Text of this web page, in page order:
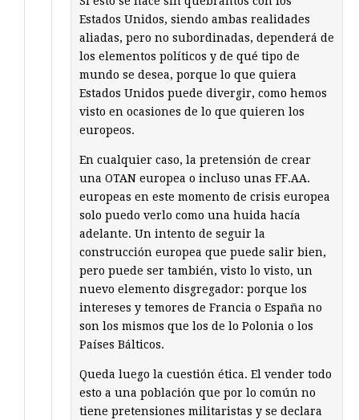
Estados Unidos, siendo ambas realidades
aliadas, pero no subordinadas, dependerá de
los elementos políticos y de qué tipo de
mundo se desea, porque lo que quiera
Estados Unidos puede divergir, como hemos
visto en ocasiones de lo que quieren los
europeos.
En cualquier caso, la pretensión de crear
una OTAN europea o incluso unas FF.AA.
europeas en este momento de crisis europea
solo puedo verlo como una huida hacía
adelante. Un intento de seguir la
construcción europea que puede salir bien,
pero puede ser también, visto lo visto, un
nuevo elemento disgregador: porque los
intereses y temores de Francia o España no
son los mismos que los de lo Polonia o los
Países Bálticos.
Queda luego la cuestión ética. El vender todo
esto a una población que por lo común no
tiene pretensiones militaristas y se declara